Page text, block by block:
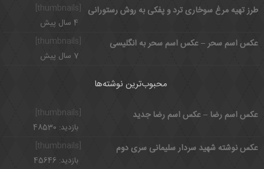
طرز تهیه مرغ سوخاری ترد و پفکی به روش رستورانی
4 سال پیش
عکس اسم سحر – عکس اسم سحر به انگلیسی
7 سال پیش
محبوب‌ترین نوشته‌ها
عکس اسم رضا – عکس اسم رضا جدید
بازدید: 48530
[thumbnails]
عکس نوشته شهید سردار سلیمانی سری دوم
بازدید: 45646